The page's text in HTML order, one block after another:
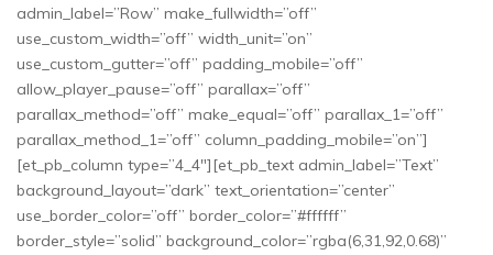
admin_label=”Row” make_fullwidth=”off”
use_custom_width=”off” width_unit=”on”
use_custom_gutter=”off” padding_mobile=”off”
allow_player_pause=”off” parallax=”off”
parallax_method=”off” make_equal=”off” parallax_1=”off”
parallax_method_1=”off” column_padding_mobile=”on”]
[et_pb_column type=”4_4″][et_pb_text admin_label=”Text”
background_layout=”dark” text_orientation=”center”
use_border_color=”off” border_color=”#ffffff”
border_style=”solid” background_color=”rgba(6,31,92,0.68)”